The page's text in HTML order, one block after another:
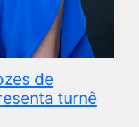
de
turnê